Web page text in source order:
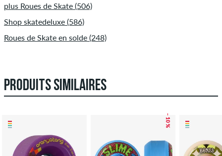
plus Roues de Skate (506)
Shop skatedeluxe (586)
Roues de Skate en solde (248)
PRODUITS SIMILAIRES
– 10 %